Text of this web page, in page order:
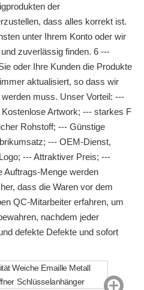
der
dass alles korrekt ist.
unter Ihrem Konto oder wir
zuverlässig finden. 6 ---
oder Ihre Kunden die Produkte
aktualisiert, so dass wir
muss. Unser Vorteil: ---
Artwork; --- starkes F
Rohstoff; --- Günstige
--- OEM-Dienst,
--- Attraktiver Preis; ---
Auftrags-Menge werden
dass die Waren vor dem
QC-Mitarbeiter erfahren, um
nachdem jeder
defekte Defekte und sofort
Weiche Emaille Metall
Schlüsselanhänger